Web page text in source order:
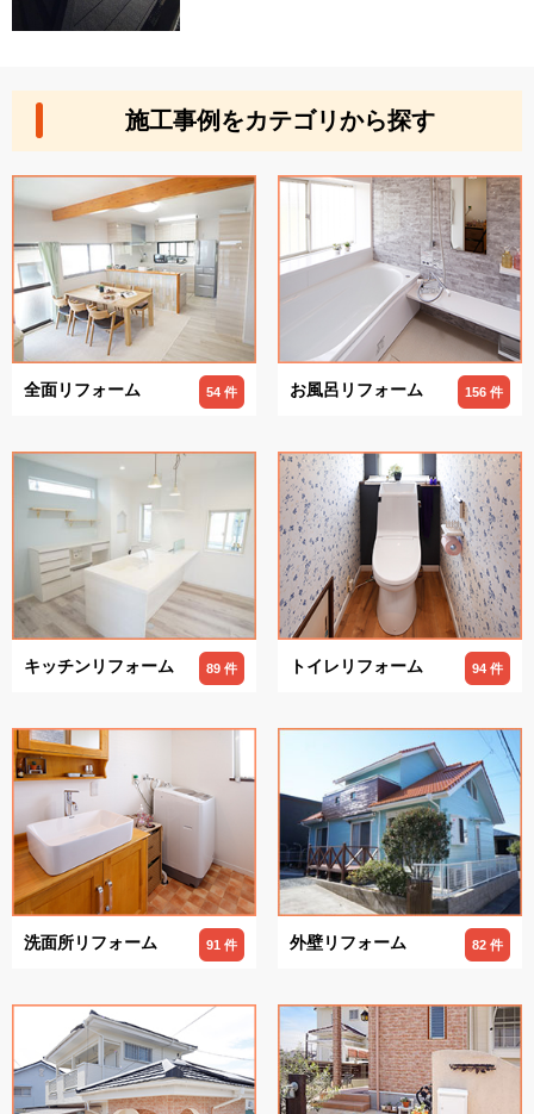
施工事例をカテゴリから探す
全面リフォーム 54 件 お風呂リフォーム 156 件
キッチンリフォーム 89 件 トイレリフォーム 94 件
洗面所リフォーム 91 件 外壁リフォーム 82 件